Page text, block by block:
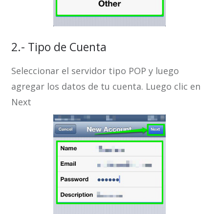
2.- Tipo de Cuenta
Seleccionar el servidor tipo POP y luego
agregar los datos de tu cuenta. Luego clic en
Next